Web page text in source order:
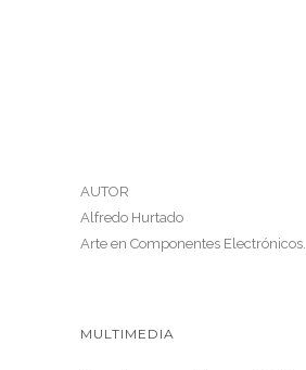
AUTOR
Alfredo Hurtado
Arte en Componentes Electrónicos.
MULTIMEDIA